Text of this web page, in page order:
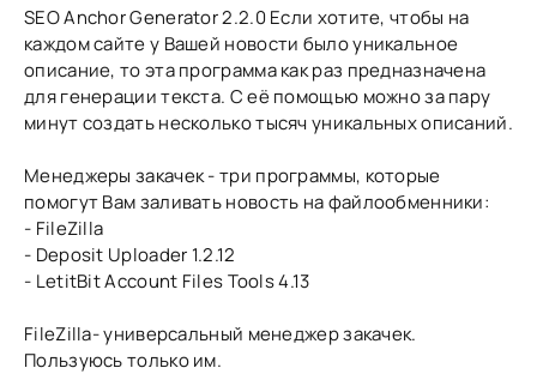
SEO Anchor Generator 2.2.0 Если хотите, чтобы на
каждом сайте у Вашей новости было уникальное
описание, то эта программа как раз предназначена
для генерации текста. С её помощью можно за пару
минут создать несколько тысяч уникальных описаний.
Менеджеры закачек - три программы, которые
помогут Вам заливать новость на файлообменники:
- FileZilla
- Deposit Uploader 1.2.12
- LetitBit Account Files Tools 4.13
FileZilla- универсальный менеджер закачек.
Пользуюсь только им.